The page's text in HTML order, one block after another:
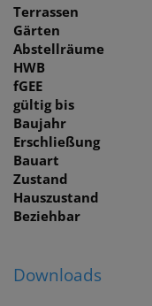
Terrassen
Gärten
Abstellräume
HWB
fGEE
gültig bis
Baujahr
Erschließung
Bauart
Zustand
Hauszustand
Beziehbar
Downloads